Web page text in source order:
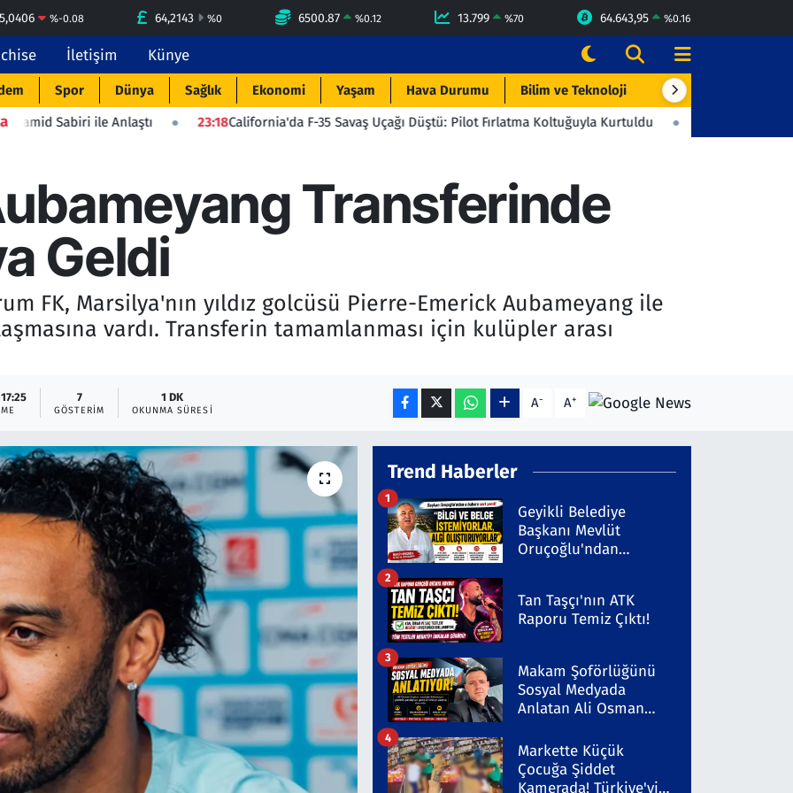
%-0.08 64,2143 %0 6500.87 %0.12 13.799 %70 64.643,95 %0.16
İletişim Künye
Spor Dünya Sağlık Ekonomi Yaşam Hava Durumu Bilim ve Teknoloji Çevre & Doğa
Anlaştı 23:18California'da F-35 Savaş Uçağı Düştü: Pilot Fırlatma Koltuğuyla Kurtuldu 23:06Beşiktaş'tan
Transferinde
Geldi
FK, Marsilya'nın yıldız golcüsü Pierre-Emerick Aubameyang ile
vardı. Transferin tamamlanması için kulüpler arası
7
GÖSTERIM
1 DK
OKUNMA SÜRESI A- A+
Trend Haberler
Geyikli Belediye
Başkanı Mevlüt
Oruçoğlu'ndan
1
Tan Taşçı'nın ATK
Raporu Temiz Çıktı!
2
Makam Şoförlüğünü
Sosyal Medyada
Anlatan Ali Osman
3
Markette Küçük
Çocuğa Şiddet
Kamerada! Türkiye'yi
4